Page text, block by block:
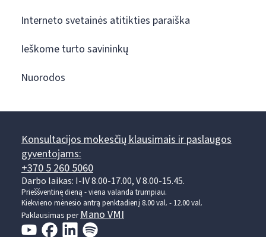
Interneto svetainės atitikties paraiška
Ieškome turto savininkų
Nuorodos
Konsultacijos mokesčių klausimais ir paslaugos
gyventojams:
+370 5 260 5060
Darbo laikas: I-IV 8.00-17.00, V 8.00-15.45.
Prieššventinę dieną - viena valanda trumpiau.
Kiekvieno mėnesio antrą penktadienį 8.00 val. - 12.00 val.
Paklausimas perMano VMI